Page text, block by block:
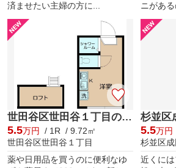
済ませたい主婦の方に...
ニがある
世田谷区世田谷１丁目のアパート
5.5万円 / 1R / 9.72㎡
世田谷区世田谷１丁目
薬や日用品を買うのに便利なゆ
5.5万円
杉並区
近くに